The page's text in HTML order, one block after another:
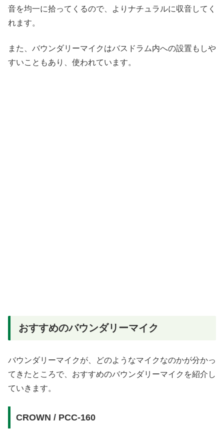
音を均一に拾ってくるので、よりナチュラルに収音してく
れます。
また、バウンダリーマイクはバスドラム内への設置もしや
すいこともあり、使われています。
おすすめのバウンダリーマイク
バウンダリーマイクが、どのようなマイクなのかが分かっ
てきたところで、おすすめのバウンダリーマイクを紹介し
ていきます。
CROWN / PCC-160